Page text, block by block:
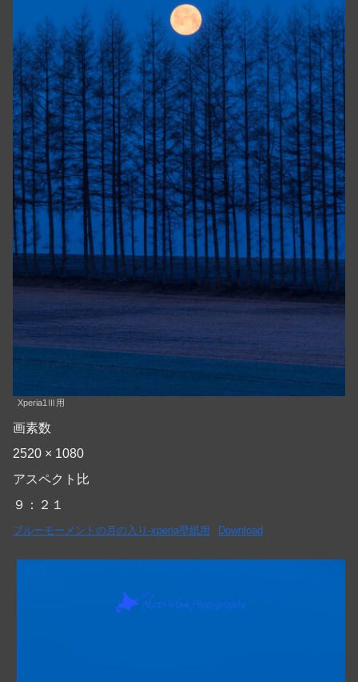
Xperia1Ⅲ用
画素数
2520 × 1080
アスペクト比
９：２１
ブルーモーメントの月の入り-xperia壁紙用 Download